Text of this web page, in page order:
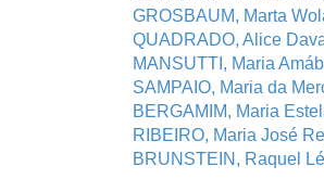
GROSBAUM, Marta
QUADRADO, Alice
MANSUTTI, Maria
SAMPAIO, Maria da
BERGAMIM, Maria
RIBEIRO, Maria José
BRUNSTEIN, Raquel